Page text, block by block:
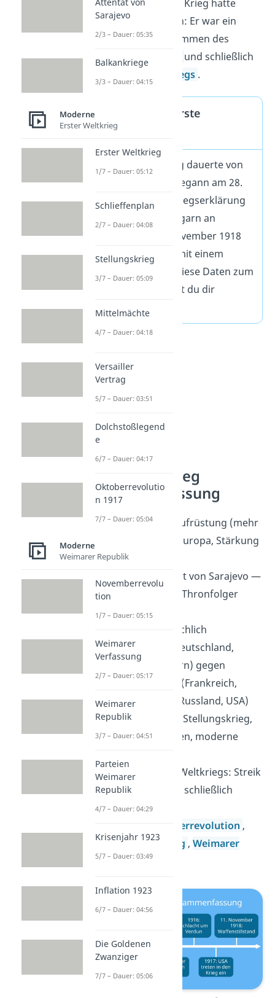
gegründet. Doch der Krieg hatte
weitreichende Folgen: Er war ein
Grund für das Aufkommen des
Nationalsozialismus und schließlich
Zweiten Weltkriegs .
Wann war der Erste
Weltkrieg?
Der Erste Weltkrieg dauerte von
. Er begann am 28.
Juli 1914 mit der Kriegserklärung
von Österreich-Ungarn an
Serbien. Am 11. November 1918
endete er offiziell mit einem
Waffenstillstand. Diese Daten zum
1. Weltkrieg solltest du dir
merken.
Erster Weltkrieg
Zusammenfassung
Ausgangslage
: Aufrüstung (mehr
Waffen) in ganz Europa, Stärkung
des Militärs
: Attentat von Sarajevo —
Österreichischer Thronfolger
ermordet
: hauptsächlich
Mittelmächte
(Deutschland,
Österreich-Ungarn) gegen
(Frankreich,
Großbritannien, Russland, USA)
Besonderheiten
: Stellungskrieg,
Materialschlachten, moderne
Endedes ersten Weltkriegs: Streik
der Soldaten und schließlich
Waffenstillstand
Novemberrevolution ,
Versailler Vertrag , Weimarer
Republik
Sarajevo
2/3 – Dauer: 05:35
Balkankriege
3/3 – Dauer: 04:15
Moderne
Erster Weltkrieg
Erster Weltkrieg
1/7 – Dauer: 05:12
Schlieffenplan
2/7 – Dauer: 04:08
Stellungskrieg
3/7 – Dauer: 05:09
Mittelmächte
4/7 – Dauer: 04:18
Versailler
Vertrag
5/7 – Dauer: 03:51
Dolchstoßlegend
e
6/7 – Dauer: 04:17
Oktoberrevolutio
n 1917
7/7 – Dauer: 05:04
Moderne
Weimarer Republik
Novemberrevolu
tion
1/7 – Dauer: 05:15
Weimarer
Verfassung
2/7 – Dauer: 05:17
Weimarer
Republik
3/7 – Dauer: 04:51
Parteien
Weimarer
Republik
4/7 – Dauer: 04:29
Krisenjahr 1923
5/7 – Dauer: 03:49
Inflation 1923
6/7 – Dauer: 04:56
Die Goldenen
Zwanziger
7/7 – Dauer: 05:06